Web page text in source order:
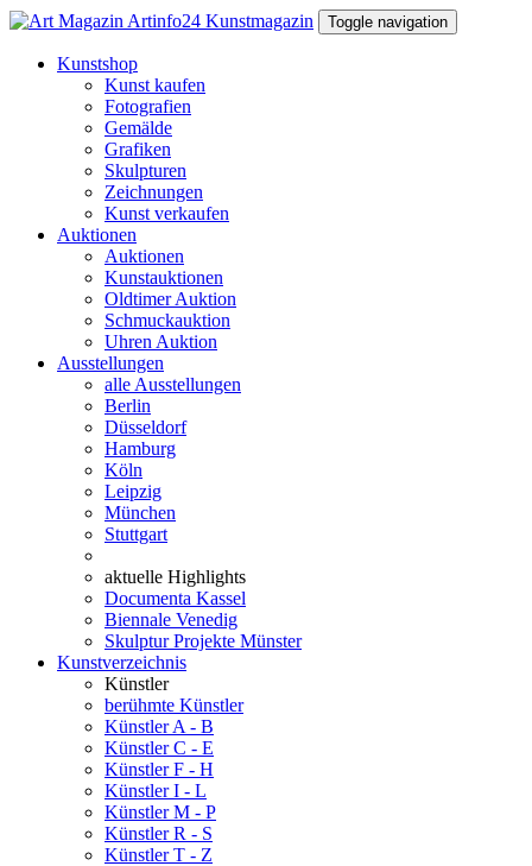
Toggle navigation
Kunstshop
Kunst kaufen
Fotografien
Gemälde
Grafiken
Skulpturen
Zeichnungen
Kunst verkaufen
Auktionen
Auktionen
Kunstauktionen
Oldtimer Auktion
Schmuckauktion
Uhren Auktion
Ausstellungen
alle Ausstellungen
Berlin
Düsseldorf
Hamburg
Köln
Leipzig
München
Stuttgart
aktuelle Highlights
Documenta Kassel
Biennale Venedig
Skulptur Projekte Münster
Kunstverzeichnis
Künstler
berühmte Künstler
Künstler A - B
Künstler C - E
Künstler F - H
Künstler I - L
Künstler M - P
Künstler R - S
Künstler T - Z